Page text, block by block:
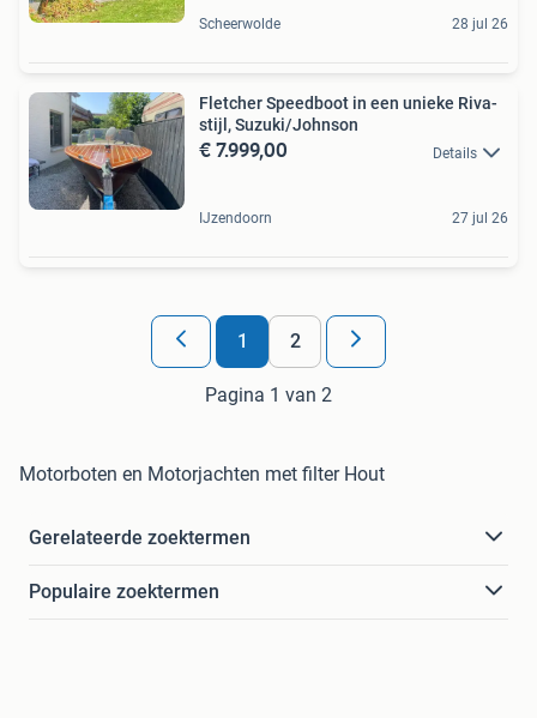
Scheerwolde 28 jul 26
Fletcher Speedboot in een unieke Riva-
stijl, Suzuki/Johnson
€ 7.999,00 Details
IJzendoorn 27 jul 26
1 2
Pagina 1 van 2
Motorboten en Motorjachten met filter Hout
Gerelateerde zoektermen
Populaire zoektermen